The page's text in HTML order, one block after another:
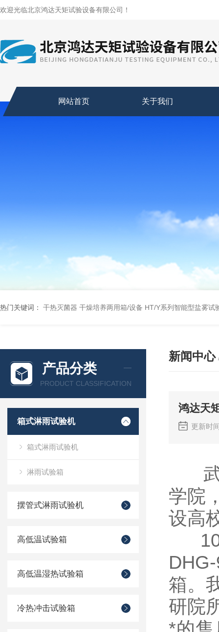
欢迎光临北京鸿达天矩试验设备有限公司！
网站首页 关于我们
热门关键词： 干热灭菌器 干燥培养两用箱/设备 HT/Y系列智能型盐雾试
产品分类
PRODUCT CLASSIFICATION
箱式淋雨试验机
箱式淋雨试验机
淋雨试验箱
摆管式淋雨试验机
高低温试验箱
高低温湿热试验箱
冷热冲击试验箱
新闻中心
鸿达天
更新时
武
学院
设高
10
箱。
研院